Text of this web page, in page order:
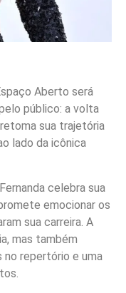
Aberto será
público: a volta
sua trajetória
lado da icônica
celebra sua
emocionar os
sua carreira. A
mas também
repertório e uma